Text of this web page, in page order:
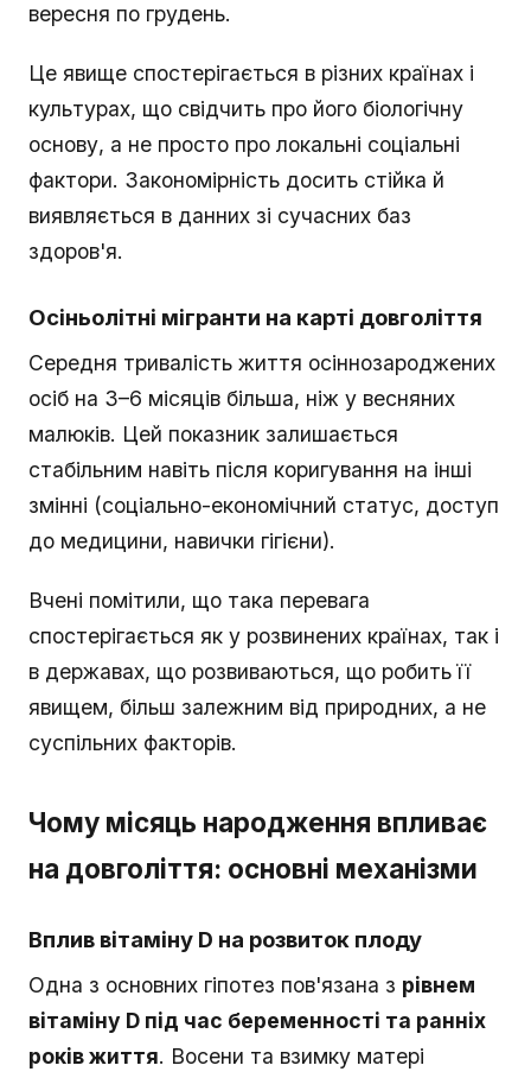
вересня по грудень.
Це явище спостерігається в різних країнах і
культурах, що свідчить про його біологічну
основу, а не просто про локальні соціальні
фактори. Закономірність досить стійка й
виявляється в данних зі сучасних баз
здоров'я.
Осіньолітні мігранти на карті довголіття
Середня тривалість життя осіннозароджених
осіб на 3–6 місяців більша, ніж у весняних
малюків. Цей показник залишається
стабільним навіть після коригування на інші
змінні (соціально-економічний статус, доступ
до медицини, навички гігієни).
Вчені помітили, що така перевага
спостерігається як у розвинених країнах, так і
в державах, що розвиваються, що робить її
явищем, більш залежним від природних, а не
суспільних факторів.
Чому місяць народження впливає
на довголіття: основні механізми
Вплив вітаміну D на розвиток плоду
Одна з основних гіпотез пов'язана з рівнем
вітаміну D під час беременності та ранніх
років життя. Восени та взимку матері